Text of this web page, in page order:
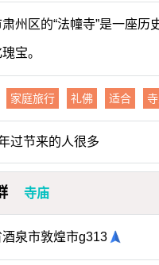
州区的“法幢寺”是一座
宝。
家庭旅行 礼佛 适合
过节来的人很多
寺庙
泉市敦煌市g313